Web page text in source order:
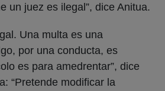
un juez es ilegal”, dice Anitua.
Una multa es una
por una conducta, es
es para amedrentar”, dice
“Pretende modificar la